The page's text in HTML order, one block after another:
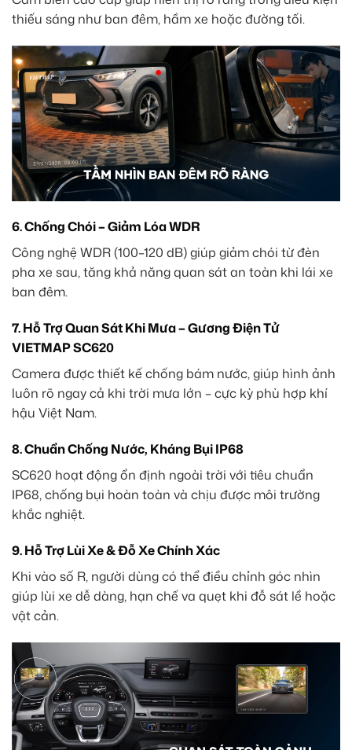
thiếu sáng như ban đêm, hầm xe hoặc đường tối.
6. Chống Chói – Giảm Lóa WDR
Công nghệ WDR (100–120 dB) giúp giảm chói từ đèn
pha xe sau, tăng khả năng quan sát an toàn khi lái xe
ban đêm.
7. Hỗ Trợ Quan Sát Khi Mưa – Gương Điện Tử
VIETMAP SC620
Camera được thiết kế chống bám nước, giúp hình ảnh
luôn rõ ngay cả khi trời mưa lớn – cực kỳ phù hợp khí
hậu Việt Nam.
8. Chuẩn Chống Nước, Kháng Bụi IP68
SC620 hoạt động ổn định ngoài trời với tiêu chuẩn
IP68, chống bụi hoàn toàn và chịu được môi trường
khắc nghiệt.
9. Hỗ Trợ Lùi Xe & Đỗ Xe Chính Xác
Khi vào số R, người dùng có thể điều chỉnh góc nhìn
giúp lùi xe dễ dàng, hạn chế va quẹt khi đỗ sát lề hoặc
vật cản.